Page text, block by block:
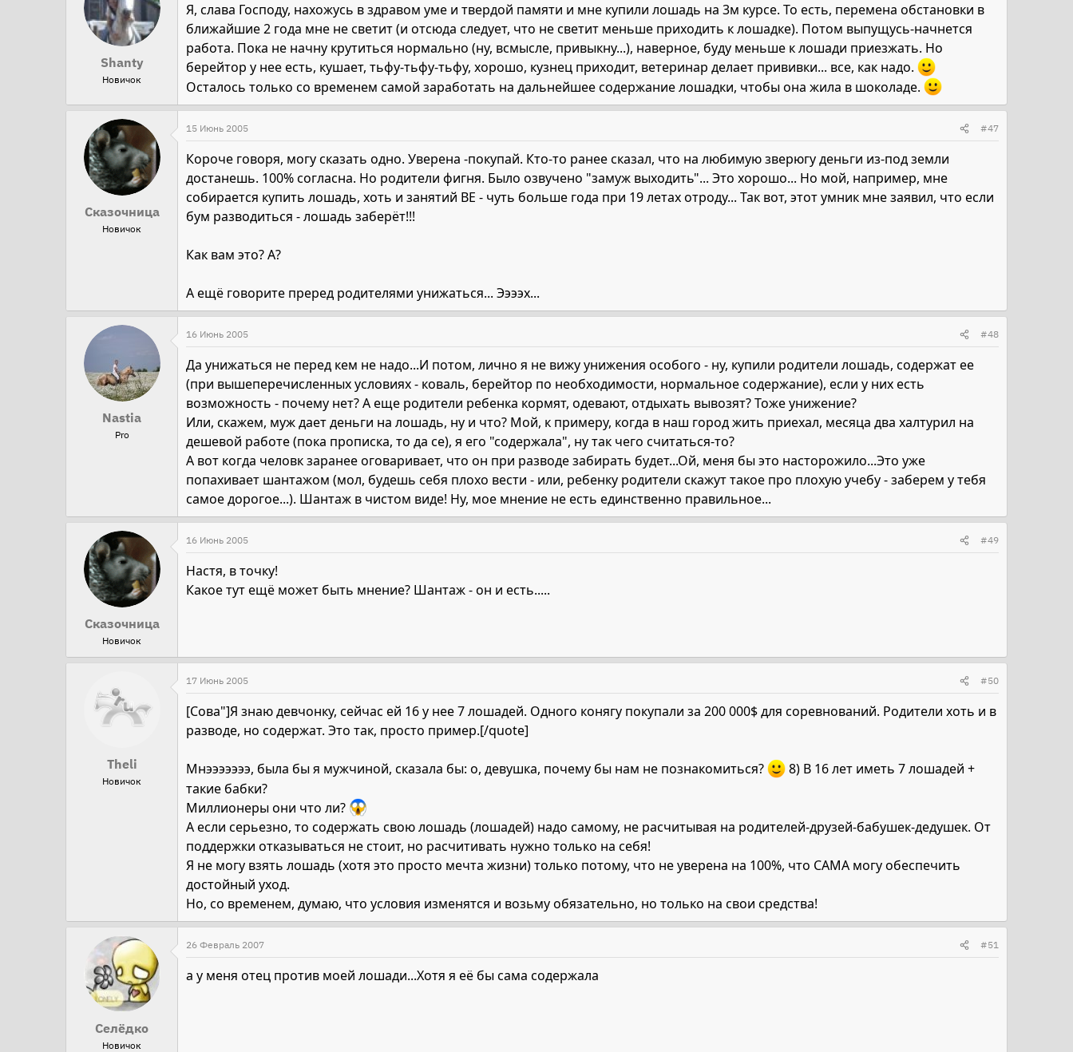
Shanty
Новичок
Я, слава Господу, нахожусь в здравом уме и твердой памяти и мне купили лошадь на 3м курсе. То есть, перемена обстановки в
ближайшие 2 года мне не светит (и отсюда следует, что не светит меньше приходить к лошадке). Потом выпущусь-начнется
работа. Пока не начну крутиться нормально (ну, всмысле, привыкну...), наверное, буду меньше к лошади приезжать. Но
берейтор у нее есть, кушает, тьфу-тьфу-тьфу, хорошо, кузнец приходит, ветеринар делает прививки... все, как надо.
Осталось только со временем самой заработать на дальнейшее содержание лошадки, чтобы она жила в шоколаде.
Сказочница
Новичок
15 Июнь 2005 #47
Короче говоря, могу сказать одно. Уверена -покупай. Кто-то ранее сказал, что на любимую зверюгу деньги из-под земли
достанешь. 100% согласна. Но родители фигня. Было озвучено "замуж выходить"... Это хорошо... Но мой, например, мне
собирается купить лошадь, хоть и занятий ВЕ - чуть больше года при 19 летах отроду... Так вот, этот умник мне заявил, что если
бум разводиться - лошадь заберёт!!!
Как вам это? А?
А ещё говорите преред родителями унижаться... Ээээх...
Nastia
Pro
16 Июнь 2005 #48
Да унижаться не перед кем не надо...И потом, лично я не вижу унижения особого - ну, купили родители лошадь, содержат ее
(при вышеперечисленных условиях - коваль, берейтор по необходимости, нормальное содержание), если у них есть
возможность - почему нет? А еще родители ребенка кормят, одевают, отдыхать вывозят? Тоже унижение?
Или, скажем, муж дает деньги на лошадь, ну и что? Мой, к примеру, когда в наш город жить приехал, месяца два халтурил на
дешевой работе (пока прописка, то да се), я его "содержала", ну так чего считаться-то?
А вот когда человк заранее оговаривает, что он при разводе забирать будет...Ой, меня бы это насторожило...Это уже
попахивает шантажом (мол, будешь себя плохо вести - или, ребенку родители скажут такое про плохую учебу - заберем у тебя
самое дорогое...). Шантаж в чистом виде! Ну, мое мнение не есть единственно правильное...
Сказочница
Новичок
16 Июнь 2005 #49
Настя, в точку!
Какое тут ещё может быть мнение? Шантаж - он и есть.....
Theli
Новичок
17 Июнь 2005 #50
[Сова"]Я знаю девчонку, сейчас ей 16 у нее 7 лошадей. Одного конягу покупали за 200 000$ для соревнований. Родители хоть и в
разводе, но содержат. Это так, просто пример.[/quote]
Мнэээээээ, была бы я мужчиной, сказала бы: о, девушка, почему бы нам не познакомиться?
8) В 16 лет иметь 7 лошадей +
такие бабки?
Миллионеры они что ли?
А если серьезно, то содержать свою лошадь (лошадей) надо самому, не расчитывая на родителей-друзей-бабушек-дедушек. От
поддержки отказываться не стоит, но расчитивать нужно только на себя!
Я не могу взять лошадь (хотя это просто мечта жизни) только потому, что не уверена на 100%, что САМА могу обеспечить
достойный уход.
Но, со временем, думаю, что условия изменятся и возьму обязательно, но только на свои средства!
Селёдко
Новичок
26 Февраль 2007 #51
а у меня отец против моей лошади...Хотя я её бы сама содержала